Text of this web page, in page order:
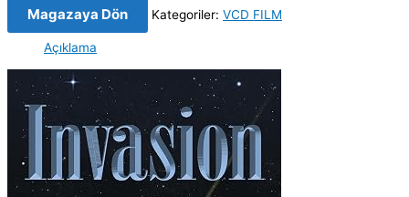
Orijinal
VCD
adet
Magazaya Dön Kategoriler: VCD FILM
Açıklama